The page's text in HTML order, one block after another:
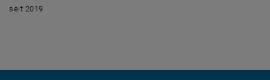
seit 2019